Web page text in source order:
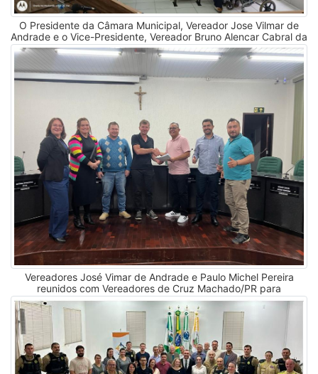
O Presidente da Câmara Municipal, Vereador Jose Vilmar de
Andrade e o Vice-Presidente, Vereador Bruno Alencar Cabral da
Silva recebem neste dia 20 de agosto de 2025, a Diretora da
APAE Inácio Martins, juntamente com a equipe e alunos no
Plenário da Câmara Municipal, para manifestar-se contra a ADI
7796. (20 de agosto de 2025)
Vereadores José Vimar de Andrade e Paulo Michel Pereira
reunidos com Vereadores de Cruz Machado/PR para
encaminhar em conjunto, Ofícios assinados por todos os
Vereadores dos municípios, para todos os Deputados Estaduais
que representam Inácio Martins e Cruz Machado solicitando a
Estadualização da estrada que liga os municípios e futuramente
a pavimentação asfáltica. (29 de abril de 2025)